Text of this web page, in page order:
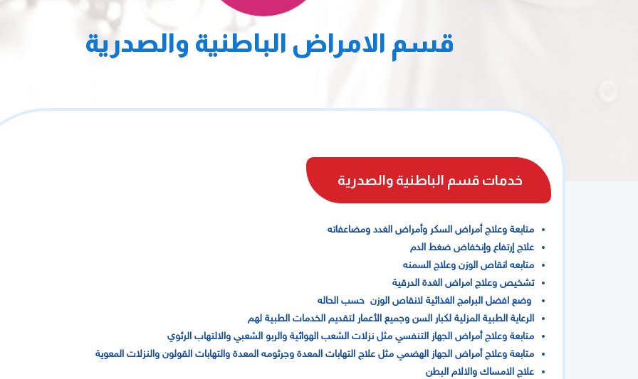
قسم الامراض الباطنية والصدرية
خدمات قسم الباطنية والصدرية
متابعة وعلاج أمراض السكر وأمراض الغدد ومضاعفاته
علاج إرتفاع وإنخفاض ضغط الدم
متابعه انقاص الوزن وعلاج السمنه
تشخيص وعلاج امراض الغدة الدرقية
وضع افضل البرامج الغذائية لانقاص الوزن حسب الحاله
الرعاية الطبية المزلية لكبار السن وجميع الأعمار لتقديم الخدمات الطبية لهم
متابعة وعلاج أمراض الجهاز التنفسي مثل نزلات الشعب الهوائية والربو الشعبي والالتهاب الرئوي
متابعة وعلاج أمراض الجهاز الهضمي مثل علاج التهابات المعدة وجرثومه المعدة والتهابات القولون والنزلات المعوية
علاج الامساك والالام البطن